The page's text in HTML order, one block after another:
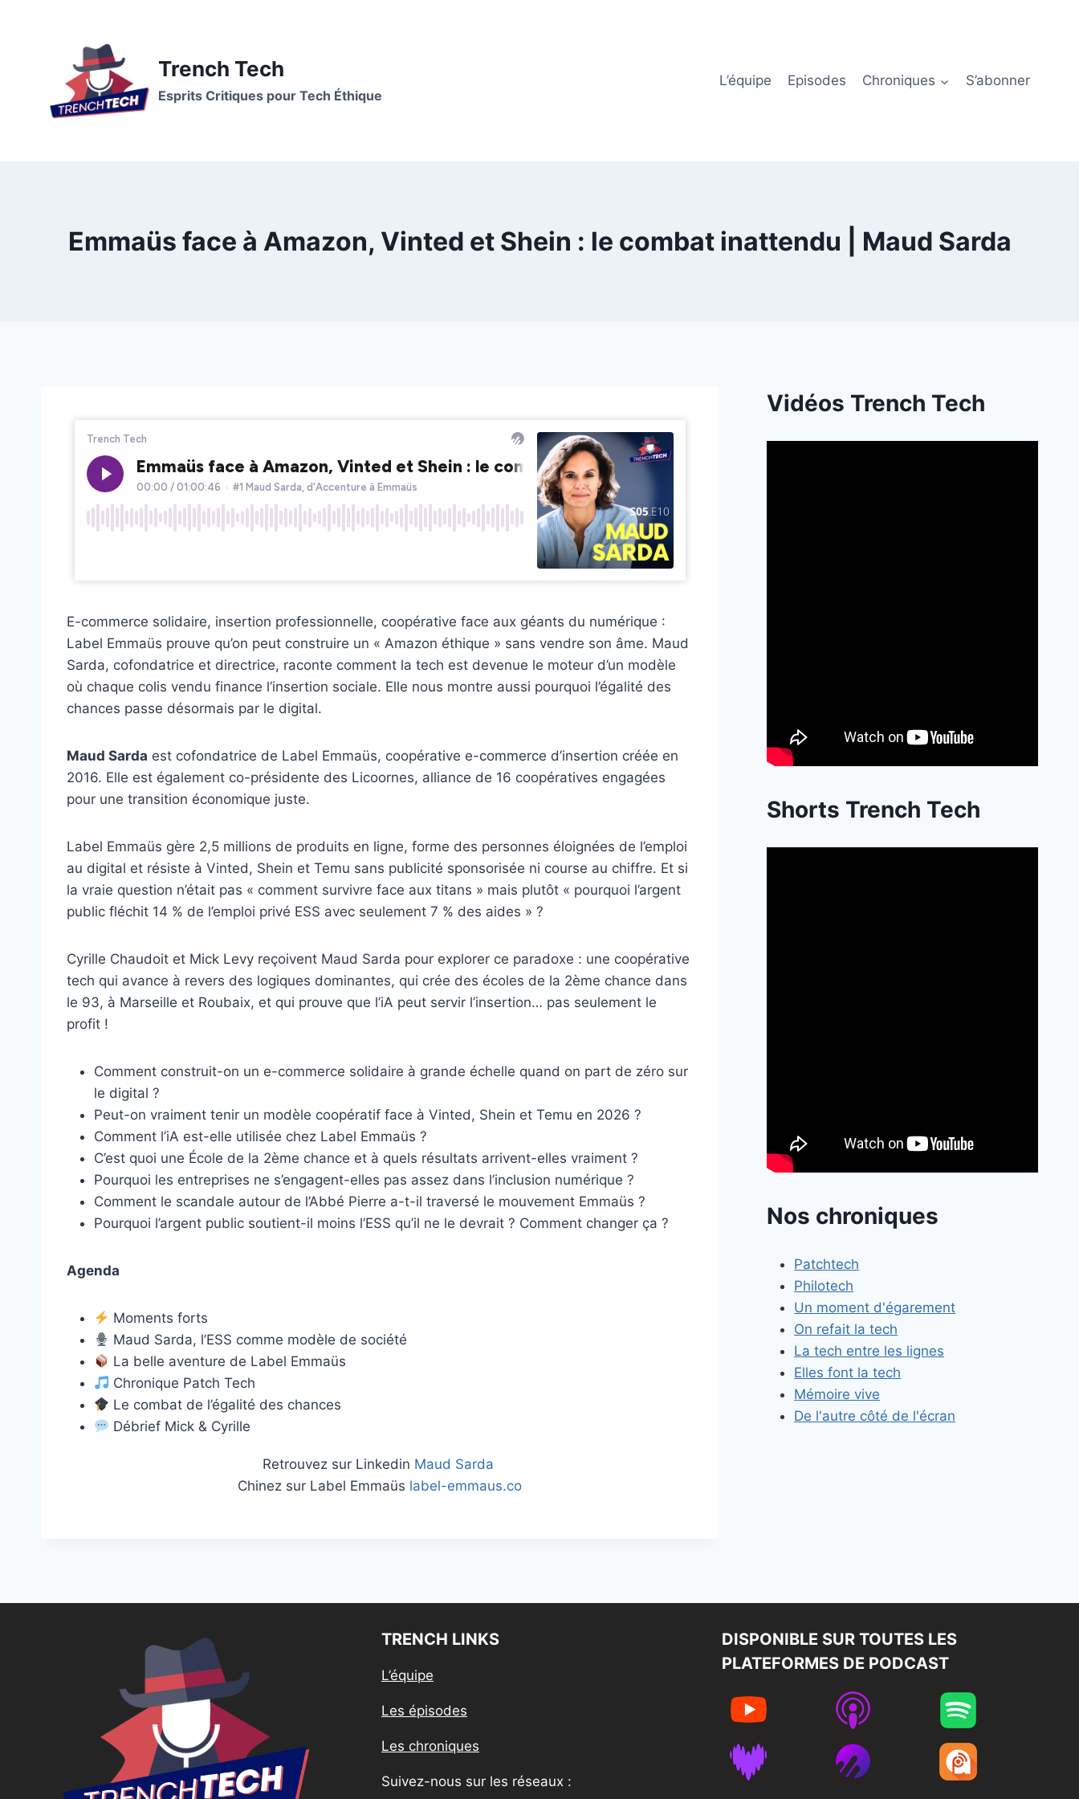
Trench Tech
Esprits Critiques pour Tech Éthique
L’équipe Episodes Chroniques S’abonner
Emmaüs face à Amazon, Vinted et Shein : le combat inattendu | Maud Sarda
E-commerce solidaire, insertion professionnelle, coopérative face aux géants du numérique :
Label Emmaüs prouve qu’on peut construire un « Amazon éthique » sans vendre son âme. Maud
Sarda, cofondatrice et directrice, raconte comment la tech est devenue le moteur d’un modèle
où chaque colis vendu finance l’insertion sociale. Elle nous montre aussi pourquoi l’égalité des
chances passe désormais par le digital.
Maud Sarda est cofondatrice de Label Emmaüs, coopérative e-commerce d’insertion créée en
2016. Elle est également co-présidente des Licoornes, alliance de 16 coopératives engagées
pour une transition économique juste.
Label Emmaüs gère 2,5 millions de produits en ligne, forme des personnes éloignées de l’emploi
au digital et résiste à Vinted, Shein et Temu sans publicité sponsorisée ni course au chiffre. Et si
la vraie question n’était pas « comment survivre face aux titans » mais plutôt « pourquoi l’argent
public fléchit 14 % de l’emploi privé ESS avec seulement 7 % des aides » ?
Cyrille Chaudoit et Mick Levy reçoivent Maud Sarda pour explorer ce paradoxe : une coopérative
tech qui avance à revers des logiques dominantes, qui crée des écoles de la 2ème chance dans
le 93, à Marseille et Roubaix, et qui prouve que l’iA peut servir l’insertion… pas seulement le
profit !
Comment construit-on un e-commerce solidaire à grande échelle quand on part de zéro sur
le digital ?
Peut-on vraiment tenir un modèle coopératif face à Vinted, Shein et Temu en 2026 ?
Comment l’iA est-elle utilisée chez Label Emmaüs ?
C’est quoi une École de la 2ème chance et à quels résultats arrivent-elles vraiment ?
Pourquoi les entreprises ne s’engagent-elles pas assez dans l’inclusion numérique ?
Comment le scandale autour de l’Abbé Pierre a-t-il traversé le mouvement Emmaüs ?
Pourquoi l’argent public soutient-il moins l’ESS qu’il ne le devrait ? Comment changer ça ?
Agenda
Moments forts
Maud Sarda, l’ESS comme modèle de société
La belle aventure de Label Emmaüs
Chronique Patch Tech
Le combat de l’égalité des chances
Débrief Mick & Cyrille
Retrouvez sur Linkedin Maud Sarda
Chinez sur Label Emmaüs label-emmaus.co
Vidéos Trench Tech
Shorts Trench Tech
Nos chroniques
Patchtech
Philotech
Un moment d'égarement
On refait la tech
La tech entre les lignes
Elles font la tech
Mémoire vive
De l'autre côté de l'écran
TRENCH LINKS
L’équipe
Les épisodes
Les chroniques
Suivez-nous sur les réseaux :
DISPONIBLE SUR TOUTES LES
PLATEFORMES DE PODCAST​